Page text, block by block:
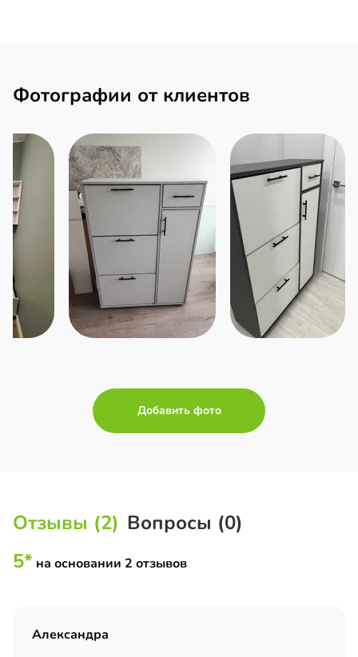
Фотографии от клиентов
Добавить фото
Отзывы (2) Вопросы (0)
5* на основании 2 отзывов
Александра